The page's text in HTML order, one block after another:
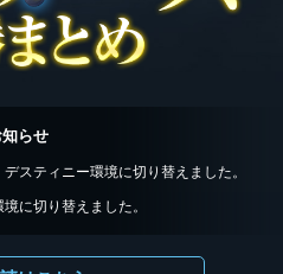
知らせ
スティニー環境に切り替えました。
に切り替えました。